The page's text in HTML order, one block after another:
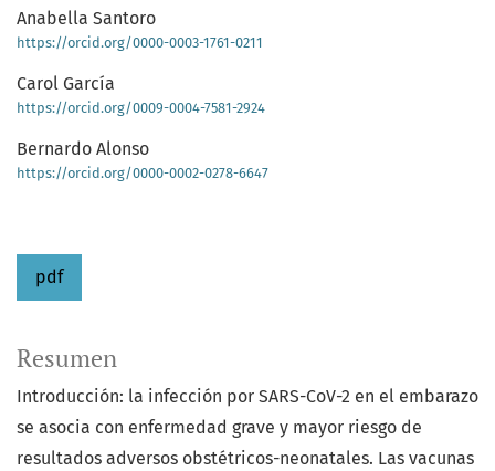
Anabella Santoro
https://orcid.org/0000-0003-1761-0211
Carol García
https://orcid.org/0009-0004-7581-2924
Bernardo Alonso
https://orcid.org/0000-0002-0278-6647
pdf
Resumen
Introducción: la infección por SARS-CoV-2 en el embarazo
se asocia con enfermedad grave y mayor riesgo de
resultados adversos obstétricos-neonatales. Las vacunas